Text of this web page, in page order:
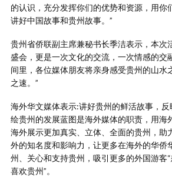
的认识，充分发挥你们的优势和资源，用你
讲好中国故事和贵州故事。”
贵州省侨联副主席兼秘书长季洁表示，本次
盛会，更是一次文化的交流，一次情感的交
间里，各位媒体朋友将亲身感受贵州的山水
之速。”
海外华文媒体表示:讲好贵州的鲜活故事，
绘贵州的发展蓝图是海外媒体的职责，用海
海外展示更加真实、立体、全面的贵州，助
外的知名度和影响力，让更多在海外的华侨
州、关心和支持贵州，吸引更多的外国游客
喜欢贵州”。